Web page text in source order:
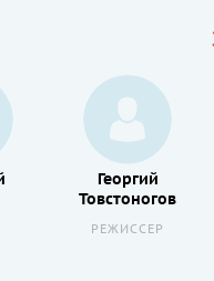
Георгий
Товстоногов
РЕЖИССЕР